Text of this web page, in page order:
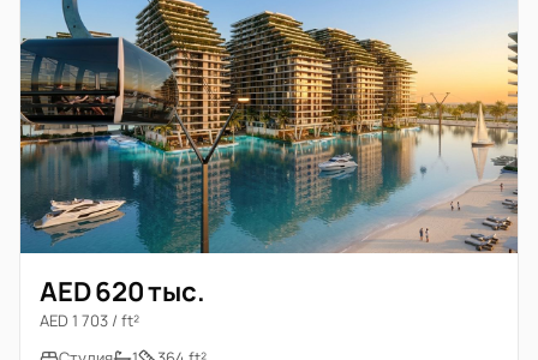
AED 620 тыс.
AED 1 703 / ft²